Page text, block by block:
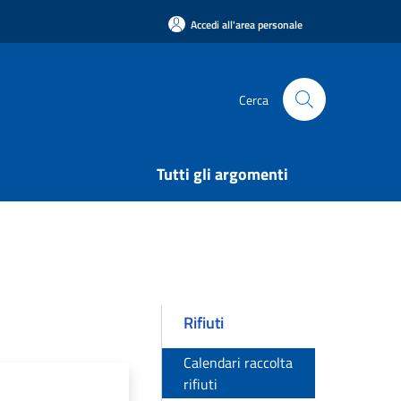
Accedi all'area personale
Cerca
Tutti gli argomenti
Rifiuti
Calendari raccolta
rifiuti